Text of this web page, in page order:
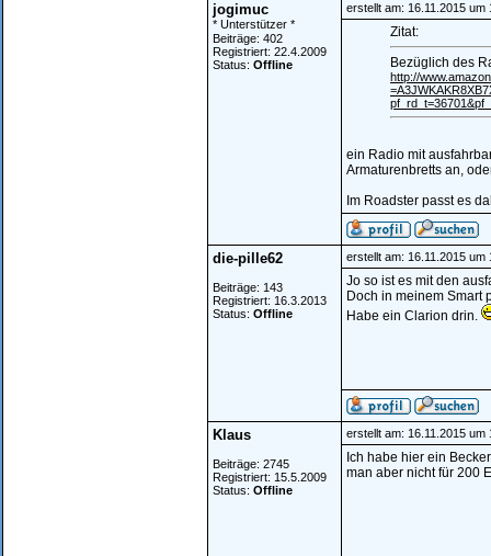
jogimuc
* Unterstützer *
Beiträge: 402
Registriert: 22.4.2009
Status: Offline
erstellt am: 16.11.2015 um
Zitat:
Bezüglich des
http://
ein Radio mit
Armaturenbretts an,
Im Roadster passt es
die-pille62
Beiträge: 143
Registriert: 16.3.2013
Status: Offline
erstellt am: 16.11.2015 um
Jo so ist es mit den
Doch in meinem Smart
Habe ein Clarion drin.
Klaus
Beiträge: 2745
Registriert: 15.5.2009
Status: Offline
erstellt am: 16.11.2015 um
Ich habe hier ein
man aber nicht für 200